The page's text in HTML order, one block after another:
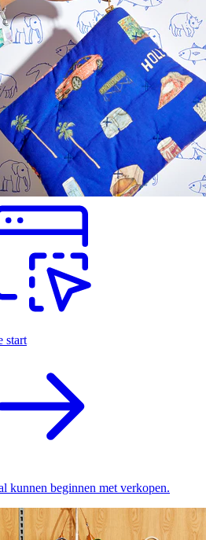
start
kunnen beginnen met verkopen.